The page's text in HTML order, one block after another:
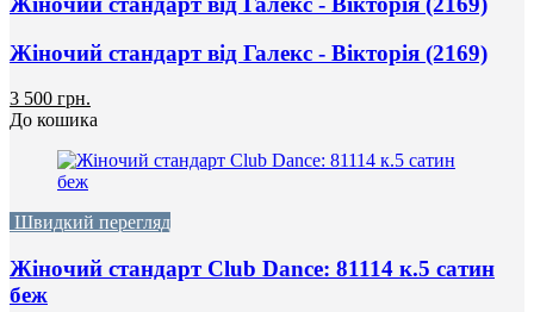
Жіночий стандарт від Галекс - Вікторія (2169)
3 500 грн.
До кошика
Швидкий перегляд
Жіночий стандарт Club Dance: 81114 к.5 сатин
беж